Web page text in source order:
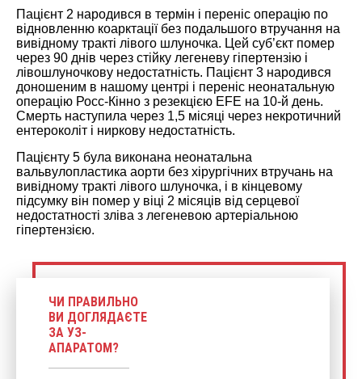
Пацієнт 2 народився в термін і переніс операцію по
відновленню коарктації без подальшого втручання на
вивідному тракті лівого шлуночка. Цей суб’єкт помер
через 90 днів через стійку легеневу гіпертензію і
лівошлуночкову недостатність. Пацієнт 3 народився
доношеним в нашому центрі і переніс неонатальную
операцію Росс-Кінно з резекцією EFE на 10-й день.
Смерть наступила через 1,5 місяці через некротичний
ентероколіт і ниркову недостатність.
Пацієнту 5 була виконана неонатальна
вальвулопластика аорти без хірургічних втручань на
вивідному тракті лівого шлуночка, і в кінцевому
підсумку він помер у віці 2 місяців від серцевої
недостатності зліва з легеневою артеріальною
гіпертензією.
ЧИ ПРАВИЛЬНО
ВИ ДОГЛЯДАЄТЕ
ЗА УЗ-
АПАРАТОМ?